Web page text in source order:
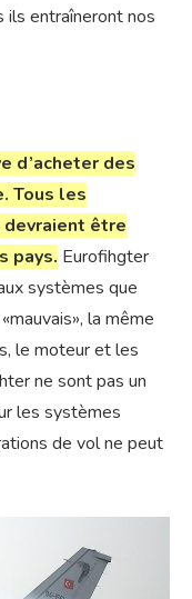
ils entraîneront nos
d’acheter des
Tous les
être
pays. Eurofihgter
systèmes que
la même
le moteur et les
ne sont pas un
les systèmes
de vol ne peut